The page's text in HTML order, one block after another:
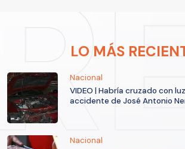
LO MÁS
Nacional
VIDEO | Habría cruzado con
accidente de José Antonio
Nacional